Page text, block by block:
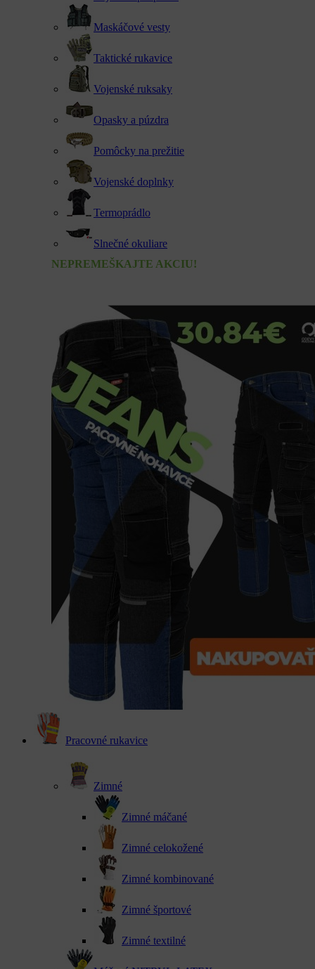
Maskáčové vesty
Taktické rukavice
Vojenské ruksaky
Opasky a púzdra
Pomôcky na prežitie
Vojenské doplnky
Termoprádlo
Slnečné okuliare
NEPREMEŠKAJTE AKCIU!
Pracovné rukavice
Zimné
Zimné máčané
Zimné celokožené
Zimné kombinované
Zimné športové
Zimné textilné